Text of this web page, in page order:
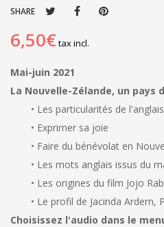
SHARE
6,50€tax incl.
Mai-juin 2021
La Nouvelle-Zélande, un pays
• ​​Les particularités de
• ​​Exprimer sa joie
• ​​Faire du bénévolat en
• ​​Les mots anglais issus du
• ​​Les origines du film Jojo
• ​​Le profil de Jacinda Ardern,
Choisissez l'audio dans le